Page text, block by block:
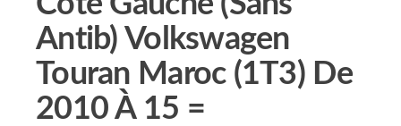
Antib) Volkswagen
Touran Maroc (1T3) De
2010 À 15 =